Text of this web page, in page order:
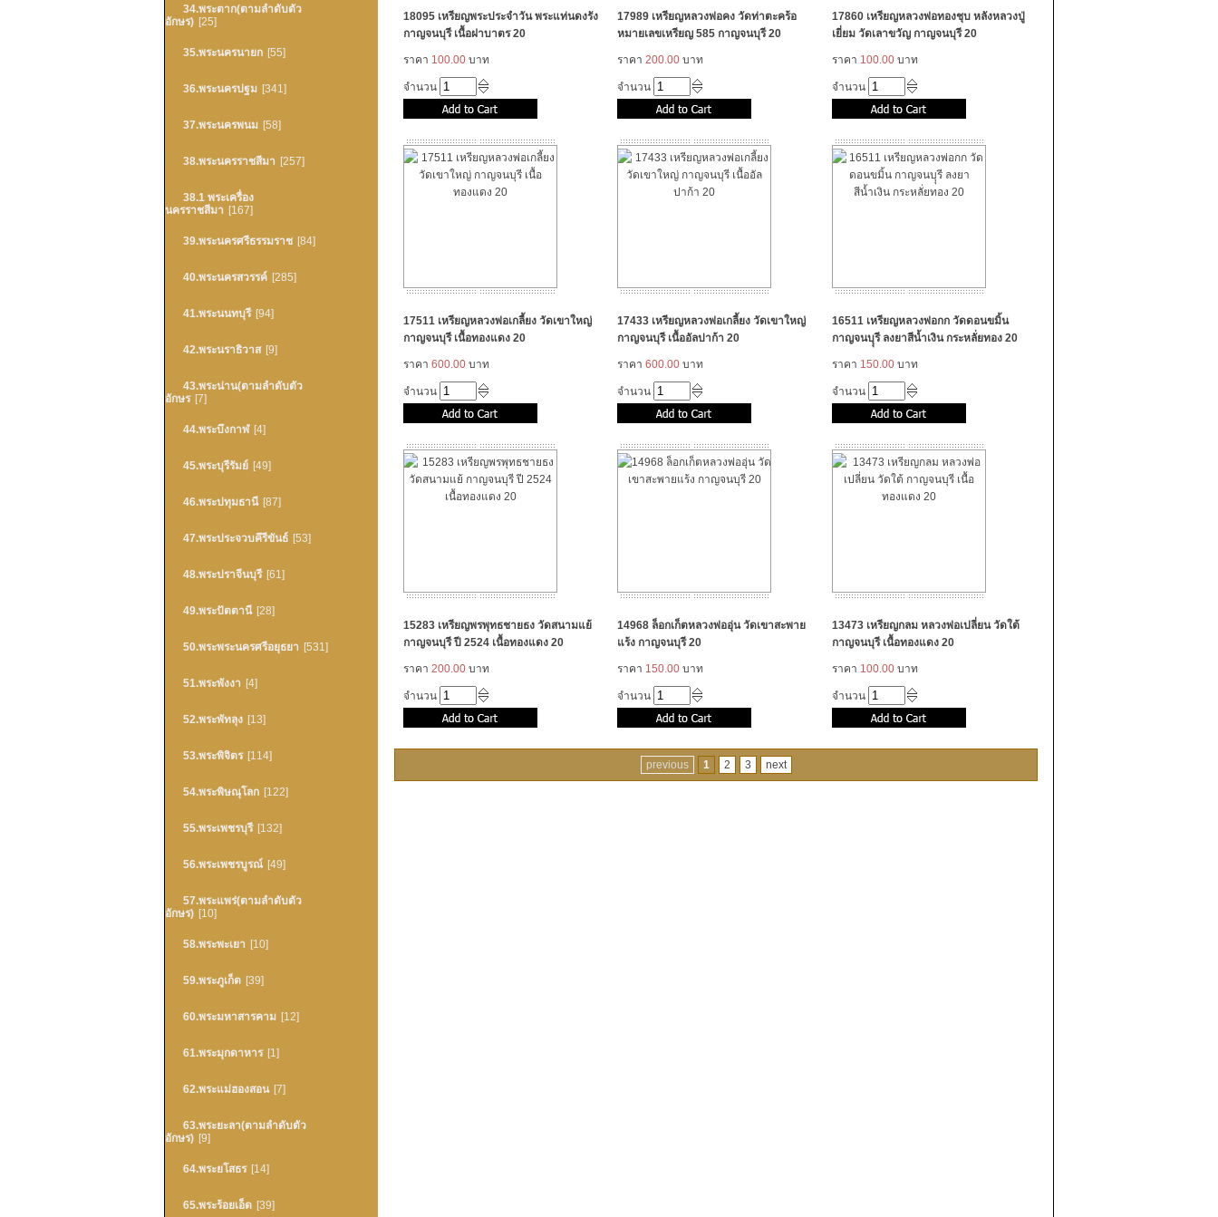
34.พระตาก(ตามลำดับตัว
อักษร) [25]
35.พระนครนายก [55]
36.พระนครปฐม [341]
37.พระนครพนม [58]
38.พระนครราชสีมา [257]
38.1 พระเครื่อง
นครราชสีมา [167]
39.พระนครศรีธรรมราช [84]
40.พระนครสวรรค์ [285]
41.พระนนทบุรี [94]
42.พระนราธิวาส [9]
43.พระน่าน(ตามลำดับตัว
อักษร [7]
44.พระบึงกาฬ [4]
45.พระบุรีรัมย์ [49]
46.พระปทุมธานี [87]
47.พระประจวบคึรีขันธ์ [53]
48.พระปราจีนบุรี [61]
49.พระปัตตานี [28]
50.พระพระนครศรีอยุธยา [531]
51.พระพังงา [4]
52.พระพัทลุง [13]
53.พระพิจิตร [114]
54.พระพิษณุโลก [122]
55.พระเพชรบุรี [132]
56.พระเพชรบูรณ์ [49]
57.พระแพร่(ตามลำดับตัว
อักษร) [10]
58.พระพะเยา [10]
59.พระภูเก็ต [39]
60.พระมหาสารคาม [12]
61.พระมุกดาหาร [1]
62.พระแม่ฮองสอน [7]
63.พระยะลา(ตามลำดับตัว
อักษร) [9]
64.พระยโสธร [14]
65.พระร้อยเอ็ด [39]
18095 เหรียญพระประจำวัน พระแท่นดงรัง
กาญจนบุรี เนื้อฝาบาตร 20
ราคา 100.00 บาท
จำนวน
17989 เหรียญหลวงพ่อคง วัดท่าตะคร้อ
หมายเลขเหรียญ 585 กาญจนบุรี 20
ราคา 200.00 บาท
จำนวน
17860 เหรียญหลวงพ่อทองชุบ หลังหลวงปู่
เยี่ยม วัดเลาขวัญ กาญจนบุรี 20
ราคา 100.00 บาท
จำนวน
17511 เหรียญหลวงพ่อเกลี้ยง วัดเขาใหญ่
กาญจนบุรี เนื้อทองแดง 20
ราคา 600.00 บาท
จำนวน
17433 เหรียญหลวงพ่อเกลี้ยง วัดเขาใหญ่
กาญจนบุรี เนื้ออัลปาก้า 20
ราคา 600.00 บาท
จำนวน
16511 เหรียญหลวงพ่อกก วัดดอนขมิ้น
กาญจนบุุรี ลงยาสีน้ำเงิน กระหลั่ยทอง 20
ราคา 150.00 บาท
จำนวน
15283 เหรียญพรพุทธชายธง วัดสนามแย้
กาญจนบุรี ปี 2524 เนื้อทองแดง 20
ราคา 200.00 บาท
จำนวน
14968 ล็อกเก็ตหลวงพ่ออุ่น วัดเขาสะพาย
แร้ง กาญจนบุรี 20
ราคา 150.00 บาท
จำนวน
13473 เหรียญกลม หลวงพ่อเปลี่ยน วัดใต้
กาญจนบุรี เนื้อทองแดง 20
ราคา 100.00 บาท
จำนวน
previous 1 2 3 next